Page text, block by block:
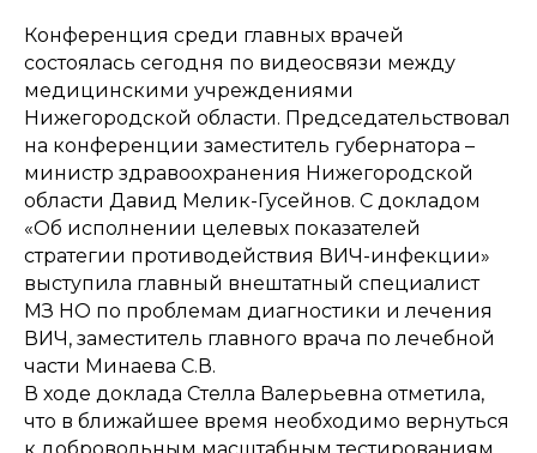
Конференция среди главных врачей
состоялась сегодня по видеосвязи между
медицинскими учреждениями
Нижегородской области. Председательствовал
на конференции заместитель губернатора –
министр здравоохранения Нижегородской
области Давид Мелик-Гусейнов. С докладом
«Об исполнении целевых показателей
стратегии противодействия ВИЧ-инфекции»
выступила главный внештатный специалист
МЗ НО по проблемам диагностики и лечения
ВИЧ, заместитель главного врача по лечебной
части Минаева С.В.
В ходе доклада Стелла Валерьевна отметила,
что в ближайшее время необходимо вернуться